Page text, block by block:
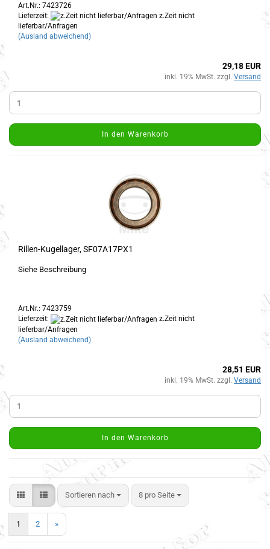
Art.Nr.: 7423726
Lieferzeit:
z.Zeit nicht
lieferbar/Anfragen
(Ausland abweichend)
29,18 EUR
inkl. 19% MwSt. zzgl. Versand
In den Warenkorb
Rillen-Kugellager, SF07A17PX1
Siehe Beschreibung
Art.Nr.: 7423759
Lieferzeit:
z.Zeit nicht
lieferbar/Anfragen
(Ausland abweichend)
28,51 EUR
inkl. 19% MwSt. zzgl. Versand
In den Warenkorb
Sortieren nach 8 pro Seite
1 2 »